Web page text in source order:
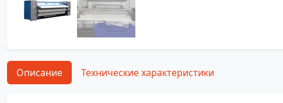
Описание Технические характеристики